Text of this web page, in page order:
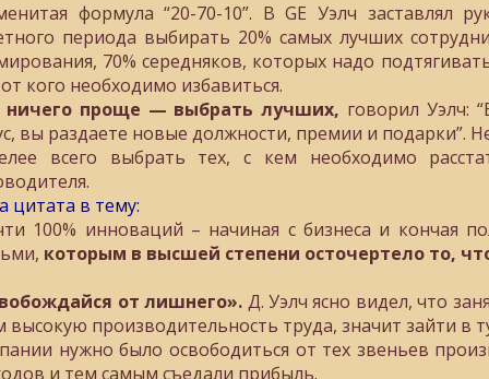
формула “20-70-10”. В GE Уэлч заставлял
периода выбирать 20% самых лучших
70% середняков, которых надо
кого необходимо избавиться.
ничего проще — выбрать лучших, говорил Уэлч:
вы раздаете новые должности, премии и подарки”.
всего выбрать тех, с кем необходимо
цитата в тему:
100% инноваций – начиная с бизнеса и кончая
которым в высшей степени осточертело то,
от лишнего». Д. Уэлч ясно видел, что
высокую производительность труда, значит зайти в
нужно было освободиться от тех звеньев
и тем самым съедали прибыль.